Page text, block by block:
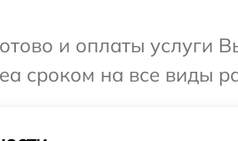
и оплаты услуги
сроком на все виды